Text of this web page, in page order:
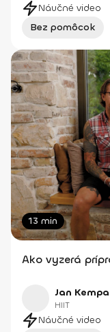
Náučné video
Bez pomôcok
13 min
Ako vyzerá
Jan Kempa
HIIT
Náučné video